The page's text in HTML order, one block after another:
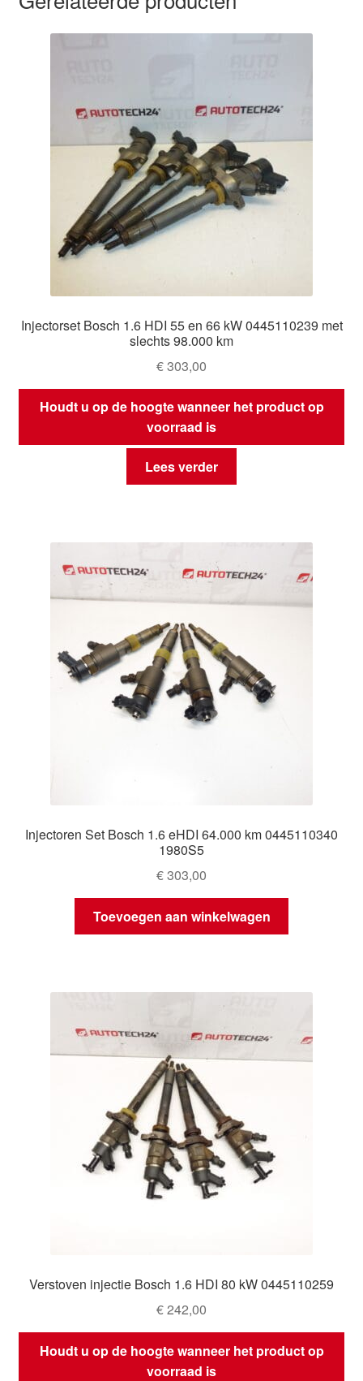
Injectorset Bosch 1.6 HDI 55 en 66 kW 0445110239 met
slechts 98.000 km
€303,00
Houdt u op de hoogte wanneer het product op
voorraad is
Lees verder
Injectoren Set Bosch 1.6 eHDI 64.000 km 0445110340
1980S5
€303,00
Toevoegen aan winkelwagen
Verstoven injectie Bosch 1.6 HDI 80 kW 0445110259
€242,00
Houdt u op de hoogte wanneer het product op
voorraad is